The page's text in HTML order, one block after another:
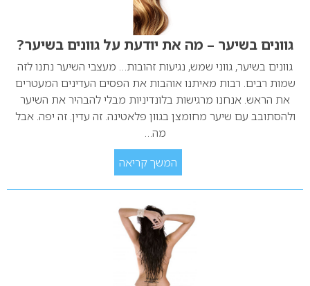
גוונים בשיער – מה את יודעת על גוונים בשיער?
גוונים בשיער, גווני שמש, נגיעות זהובות… מעצבי השיער נתנו לזה
שמות רבים. רבות מאיתנו אוהבות את הפסים העדינים המעטרים
את הראש. אנחנו מרגישות בלונדיניות מבלי להבהיר את השיער
ולהסתובב עם שיער מחומצן בגוון פלאטינה. זה עדין. זה יפה. אבל
מה…
המשך קריאה